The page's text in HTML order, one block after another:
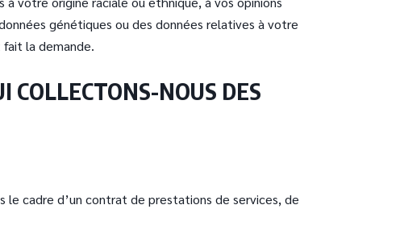
génétiques ou des données relatives à votre
fait la demande.
COLLECTONS-NOUS DES
cadre d’un contrat de prestations de services, de